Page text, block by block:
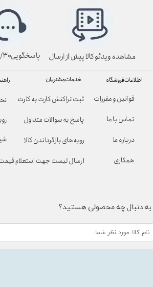
خدمات مشتریان
ثبت تراکنش کارت به کارت
پاسخ به سوالات متداول
رویه‌های بازگرداندن کالا
ارسال لیست جهت استعلام
اطلاعات فروشگاه
قوانین و مقررات
تماس با ما
درباره ما
همکاری
به دنبال چه محصولی هستید؟
پاسخگویی۸/۳۰ تا ۱۹/۳۰ مشاهده ویدئو کالا پیش از ارسال